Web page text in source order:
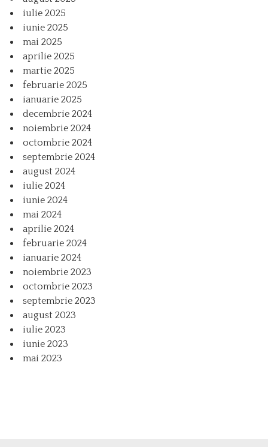
iulie 2025
iunie 2025
mai 2025
aprilie 2025
martie 2025
februarie 2025
ianuarie 2025
decembrie 2024
noiembrie 2024
octombrie 2024
septembrie 2024
august 2024
iulie 2024
iunie 2024
mai 2024
aprilie 2024
februarie 2024
ianuarie 2024
noiembrie 2023
octombrie 2023
septembrie 2023
august 2023
iulie 2023
iunie 2023
mai 2023